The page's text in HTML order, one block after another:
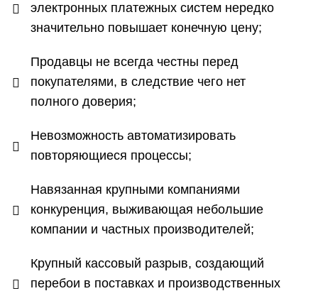
электронных платежных систем нередко
значительно повышает конечную цену;
Продавцы не всегда честны перед
покупателями, в следствие чего нет
полного доверия;
Невозможность автоматизировать
повторяющиеся процессы;
Навязанная крупными компаниями
конкуренция, выживающая небольшие
компании и частных производителей;
Крупный кассовый разрыв, создающий
перебои в поставках и производственных